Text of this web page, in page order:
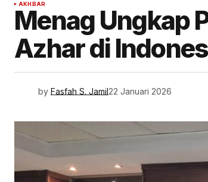
AKHBAR
Menag Ungkap
Azhar di
by Fasfah S. Jamil22 Januari 2026